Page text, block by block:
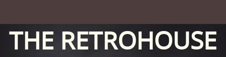
THE RETROHOUSE